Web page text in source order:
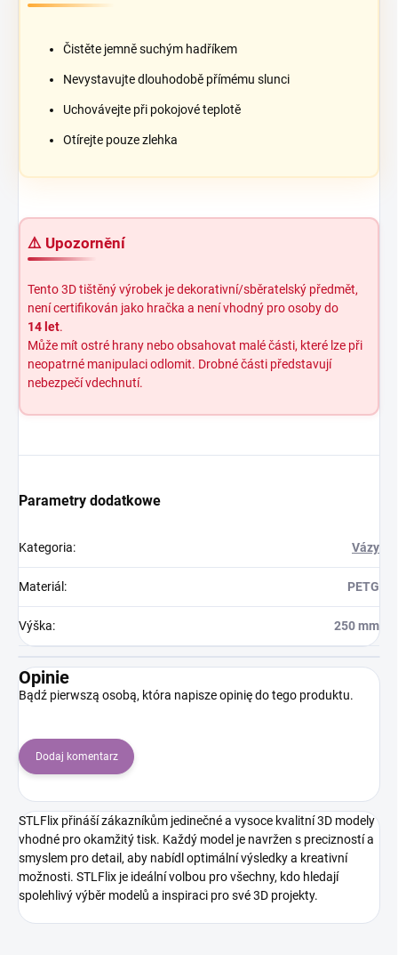
Čistěte jemně suchým hadříkem
Nevystavujte dlouhodobě přímému slunci
Uchovávejte při pokojové teplotě
Otírejte pouze zlehka
⚠️ Upozornění
Tento 3D tištěný výrobek je dekorativní/sběratelský předmět,
není certifikován jako hračka a není vhodný pro osoby do
14 let.
Může mít ostré hrany nebo obsahovat malé části, které lze při
neopatrné manipulaci odlomit. Drobné části představují
nebezpečí vdechnutí.
Parametry dodatkowe
Kategoria: Vázy
Materiál : PETG
Výška: 250 mm
Opinie
Bądź pierwszą osobą, która napisze opinię do tego produktu.
Dodaj komentarz
STLFlix přináší zákazníkům jedinečné a vysoce kvalitní 3D modely
vhodné pro okamžitý tisk. Každý model je navržen s precizností a
smyslem pro detail, aby nabídl optimální výsledky a kreativní
možnosti. STLFlix je ideální volbou pro všechny, kdo hledají
spolehlivý výběr modelů a inspiraci pro své 3D projekty.